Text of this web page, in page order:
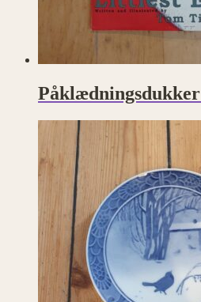
Påklædningsdukker